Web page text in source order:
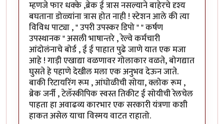
म्हणजे फार धक्के ,ब्रेक ई त्रास नसल्याने बाहेरचे दृश्य
बघताना डोळ्यांना त्रास होत नाही ! स्टेशन आले की त्या
विविध पाट्या , " उपरी उपस्कर डिपो " " कर्षण
उपस्थानक " असली भाषान्तरे , रेल्वे कर्मचारी
आंदोलंनाचे बोर्ड , ई ई पाहात पुढे जाणे यात एक मजा
आहे ! गाड़ी एखाद्या वळणावर गोलाकार वळते, बोगद्यात
घुसते हे पहाणे देखील मला एक अनुभव देऊन जाते.
बाकी रिटायरिंग रूम , आंघोळीची सोया, क्लोक रूम ,
ब्रेक जर्नी , टेलॅस्कीपिक स्वस्त तिकीट ई सोयीची रेलचेल
पाहता हा अवाढव्य कारभार एक सरकारी यंत्रणा कशी
हाकत असेल याचा विस्मय वाटत राहातो.